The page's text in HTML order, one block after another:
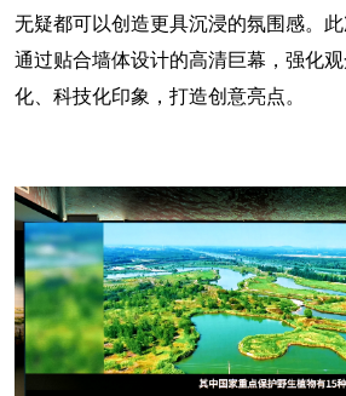
无疑都可以创造更具沉浸的氛围感。
通过贴合墙体设计的高清巨幕，强化
化、科技化印象，打造创意亮点。